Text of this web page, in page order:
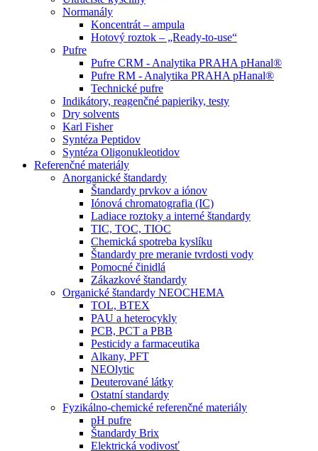
Normanály
Koncentrát – ampula
Hotový roztok – „Ready-to-use“
Pufre
Pufre CRM - Analytika PRAHA pHanal®
Pufre RM - Analytika PRAHA pHanal®
Technické pufre
Indikátory, reagenčné papieriky, testy
Dry solvents
Karl Fisher
Syntéza Peptidov
Syntéza Oligonukleotidov
Referenčné materiály
Anorganické štandardy
Štandardy prvkov a iónov
Iónová chromatografia (IC)
Ladiace roztoky a interné štandardy
TIC, TOC, TIOC
Chemická spotreba kyslíku
Štandardy pre meranie tvrdosti vody
Pomocné činidlá
Zákazkové štandardy
Organické štandardy NEOCHEMA
TOL, BTEX
PAU a heterocykly
PCB, PCT a PBB
Pesticidy a farmaceutika
Alkany, PFT
NEOlytic
Deuterované látky
Ostatní standardy
Fyzikálno-chemické referenčné materiály
pH pufre
Štandardy Brix
Elektrická vodivosť